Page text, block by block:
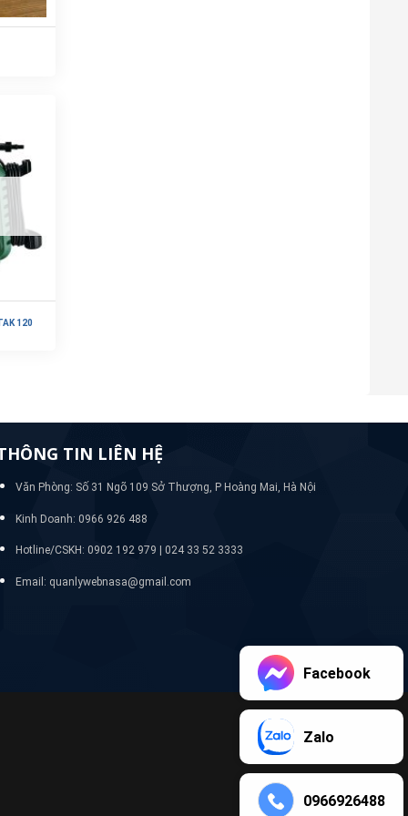
120
TIN LIÊN HỆ
Văn Phòng: Số 31 Ngõ 109 Sở Thượng, P Hoàng Mai, Hà Nội
Kinh Doanh: 0966 926 488
Hotline/CSKH: 0902 192 979 | 024 33 52 3333
Email: quanlywebnasa@gmail.com
Facebook
Zalo
0966926488